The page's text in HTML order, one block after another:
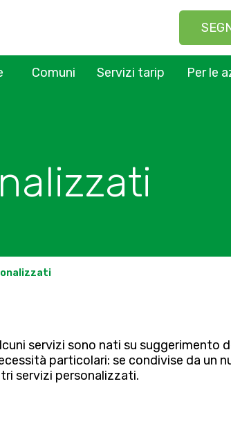
Comuni Servizi tarip Per le
servizi sono nati su suggerimento
particolari: se condivise da un
servizi personalizzati.